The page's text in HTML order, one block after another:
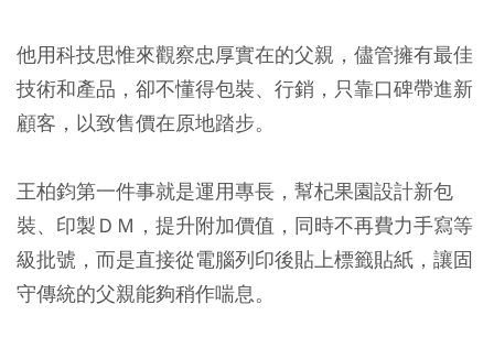
他用科技思惟來觀察忠厚實在的父親，儘管擁有最佳
技術和產品，卻不懂得包裝、行銷，只靠口碑帶進新
顧客，以致售價在原地踏步。
王柏鈞第一件事就是運用專長，幫杞果園設計新包
裝、印製ＤＭ，提升附加價值，同時不再費力手寫等
級批號，而是直接從電腦列印後貼上標籤貼紙，讓固
守傳統的父親能夠稍作喘息。